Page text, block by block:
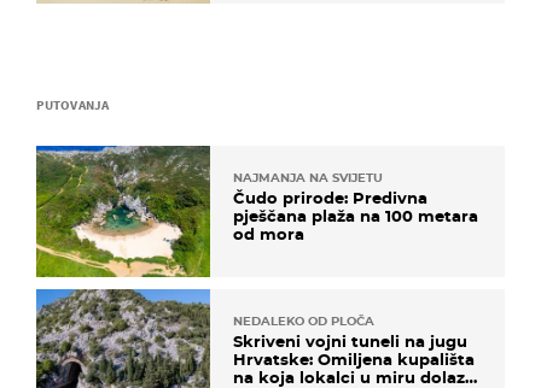
PUTOVANJA
NAJMANJA NA SVIJETU
Čudo prirode: Predivna
pješčana plaža na 100 metara
od mora
NEDALEKO OD PLOČA
Skriveni vojni tuneli na jugu
Hrvatske: Omiljena kupališta
na koja lokalci u miru dolaze